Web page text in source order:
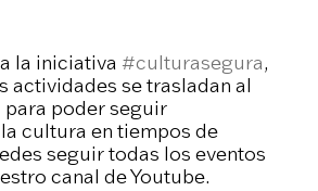
la iniciativa #culturasegura,
actividades se trasladan al
poder seguir
cultura en tiempos de
seguir todas los eventos
canal de Youtube.